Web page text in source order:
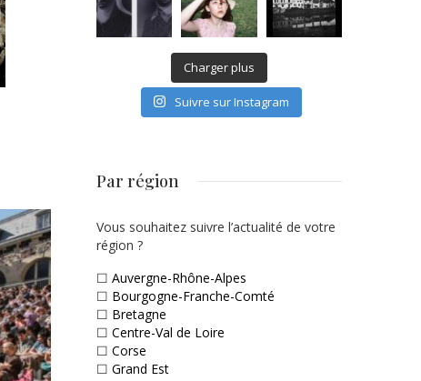
Charger plus
Suivre sur Instagram
Par région
Vous souhaitez suivre l’actualité de votre
région ?
☐ Auvergne-Rhône-Alpes
☐ Bourgogne-Franche-Comté
☐ Bretagne
☐ Centre-Val de Loire
☐ Corse
☐ Grand Est